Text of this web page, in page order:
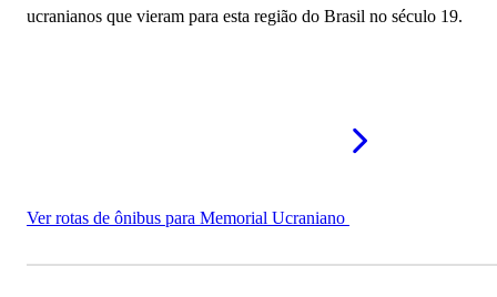
ucranianos que vieram para esta região do Brasil no século 19.
Ver rotas de ônibus para Memorial Ucraniano